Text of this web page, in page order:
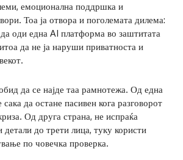
емоционална поддршка и
Тоа ја отвора и поголемата дилема:
оди една AI платформа во заштитата
да не ја наруши приватноста и
да се најде таа рамнотежа. Од една
да остане пасивен кога разговорот
Од друга страна, не испраќа
детали до трети лица, туку користи
по човечка проверка.